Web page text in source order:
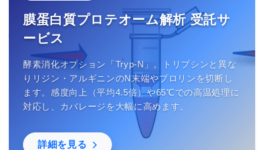
膜蛋白質プロテオーム解析 受託サ
ービス
酵素消化オプション「Tryp-N」。トリプシンと異な
りリジン・アルギニンのN末端やプロリンを切断し
ます。感度向上（平均4.5倍）や65℃での高温処理に
対応し、カバレージを大幅に高めます。
詳細を見る